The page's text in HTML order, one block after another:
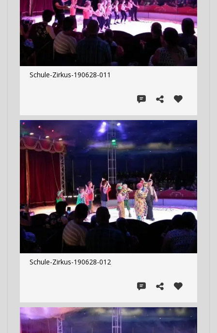
Schule-Zirkus-190628-011
Schule-Zirkus-190628-012